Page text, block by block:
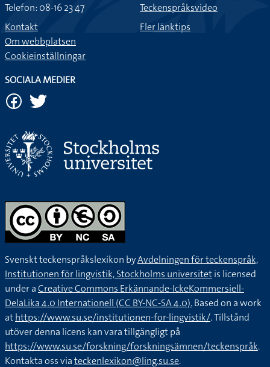
Telefon: 08-16 23 47
Kontakt
Om webbplatsen
Cookieinställningar
Teckenspråksvideo
Fler länktips
SOCIALA MEDIER
Svenskt teckenspråkslexikon byAvdelningen för teckenspråk,
Institutionen för lingvistik, Stockholms universitetis licensed
under aCreative Commons Erkännande-IckeKommersiell-
DelaLika 4.0 Internationell (CC BY-NC-SA 4.0).Based on a work
athttps://www.su.se/institutionen-for-lingvistik/. Tillstånd
utöver denna licens kan vara tillgängligt på
https://www.su.se/forskning/forskningsämnen/teckenspråk.
Kontakta oss viateckenlexikon@ling.su.se.